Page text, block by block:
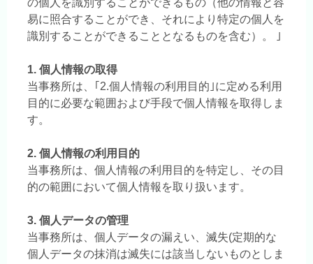
の個人を識別することができるもの（他の情報と容
易に照合することができ、それにより特定の個人を
識別することができることとなるものを含む）。 ｣
1. 個人情報の取得
当事務所は、｢2.個人情報の利用目的｣に定める利用
目的に必要な範囲および手段で個人情報を取得しま
す。
2. 個人情報の利用目的
当事務所は、個人情報の利用目的を特定し、その目
的の範囲において個人情報を取り扱います。
3. 個人データの管理
当事務所は、個人データの漏えい、滅失(定期的な
個人データの抹消は滅失には該当しないものとしま